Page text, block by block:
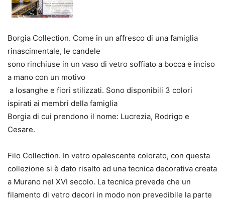
Borgia Collection. Come in un affresco di una famiglia
rinascimentale, le candele
sono rinchiuse in un vaso di vetro soffiato a bocca e inciso
a mano con un motivo
a losanghe e fiori stilizzati. Sono disponibili 3 colori
ispirati ai membri della famiglia
Borgia di cui prendono il nome: Lucrezia, Rodrigo e
Cesare.
Filo Collection. In vetro opalescente colorato, con questa
collezione si è dato risalto ad una tecnica decorativa creata
a Murano nel XVI secolo. La tecnica prevede che un
filamento di vetro decori in modo non prevedibile la parte